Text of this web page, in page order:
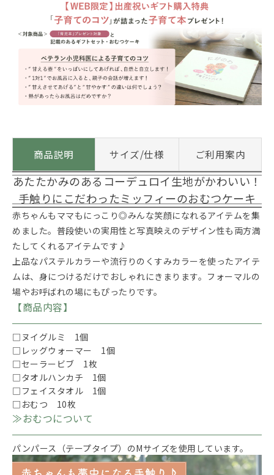
商品説明 サイズ/仕様 ご利用案内
あたたかみのあるコーデュロイ生地がかわいい！
手触りにこだわったミッフィーのおむつケーキ
赤ちゃんもママもにっこり◎みんな笑顔になれるアイテムを集
めました。普段使いの実用性と写真映えのデザイン性も両方満
たしてくれるアイテムです♪
上品なパステルカラーや流行りのくすみカラーを使ったアイテ
ムは、身につけるだけでおしゃれにきまります。フォーマルの
場やお呼ばれの場にもぴったりです。
【商品内容】
□ヌイグルミ 1個
□レッグウォーマー 1個
□セーラービブ 1枚
□タオルハンカチ 1個
□フェイスタオル 1個
□おむつ 10枚
≫おむつについて
パンパース（テープタイプ）のMサイズを使用しています。